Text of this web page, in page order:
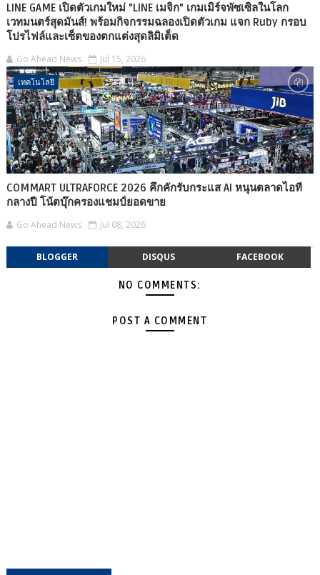
LINE GAME เปิดตัวเกมใหม่ "LINE เมจิก" เกมเมิร์จพัซเซิลในโลก
เวทมนตร์สุดมันส์! พร้อมกิจกรรมฉลองเปิดตัวเกม แจก Ruby กรอบ
โปรไฟล์และเซ็ตของตกแต่งสุดลิมิเต็ด
Go Ahead News Jul 15, 2026
เทคโนโลยี
COMMART ULTRAFORCE 2026 คึกคักรับกระแส AI หนุนตลาดไอที
กลางปี โน้ตบุ๊กครองแชมป์ยอดขาย
Go Ahead News Jul 08, 2026
BLOGGER DISQUS FACEBOOK
NO COMMENTS:
POST A COMMENT